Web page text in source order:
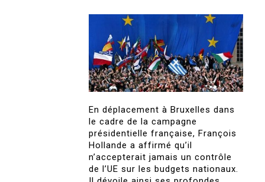
En déplacement à Bruxelles dans
le cadre de la campagne
présidentielle française, François
Hollande a affirmé qu’il
n’accepterait jamais un contrôle
de l’UE sur les budgets nationaux.